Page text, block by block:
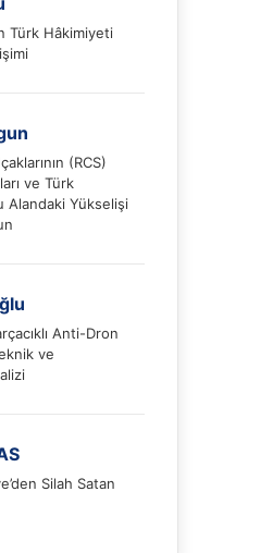
Türk Hâkimiyeti
(RCS)
ve Türk
Alandaki Yükselişi
Anti-Dron
ve
Silah Satan